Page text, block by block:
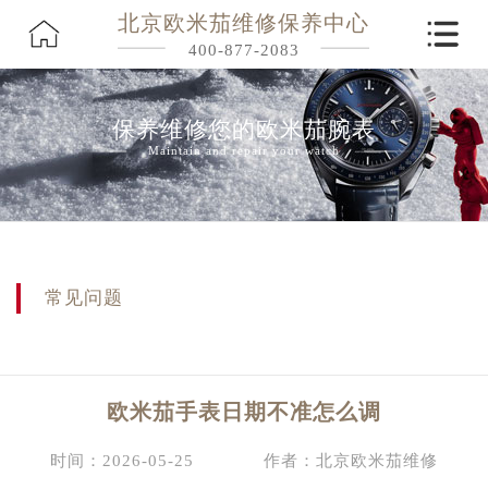
北京欧米茄维修保养中心
400-877-2083
保养维修您的欧米茄腕表
Maintain and repair your watch
常见问题
欧米茄手表日期不准怎么调
时间：2026-05-25 作者：北京欧米茄维修